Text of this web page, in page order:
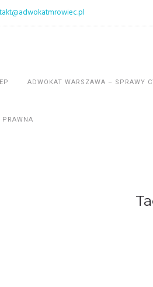
ADWOKAT WARSZAWA – SPRAWY